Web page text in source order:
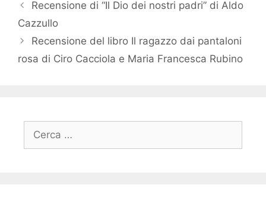
Recensione di “Il Dio dei nostri padri” di Aldo
Cazzullo
Recensione del libro Il ragazzo dai pantaloni
rosa di Ciro Cacciola e Maria Francesca Rubino
per: